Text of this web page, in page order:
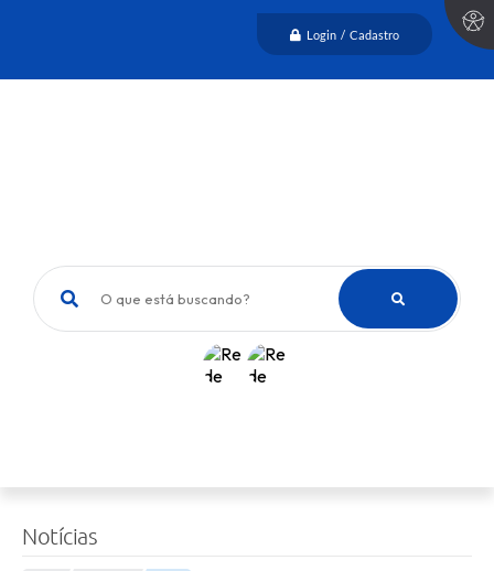
Login / Cadastro
O que está buscando?
Notícias